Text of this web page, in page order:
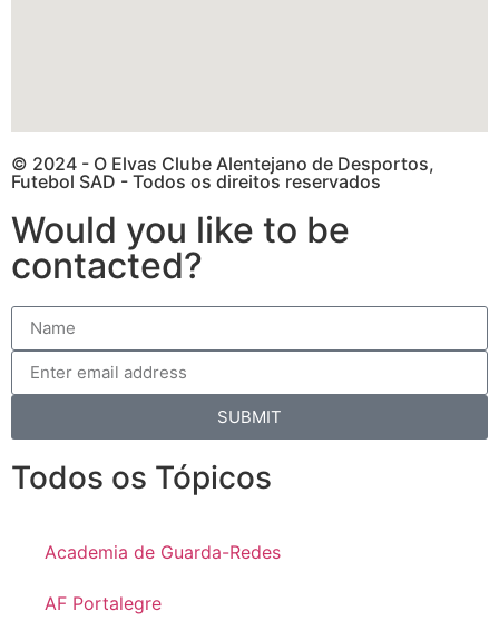
© 2024 - O Elvas Clube Alentejano de Desportos,
Futebol SAD - Todos os direitos reservados
Would you like to be
contacted?
SUBMIT
Todos os Tópicos
Academia de Guarda-Redes
AF Portalegre